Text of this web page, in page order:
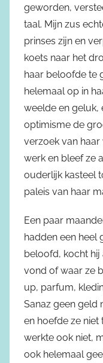
geworden,
taal. Mijn zus
prinses zijn en
koets naar het
haar beloofde te
helemaal op in
weelde en geluk,
optimisme de
verzoek van
werk en bleef ze
ouderlijk kasteel
paleis van haar
Een paar
hadden een heel
beloofd, kocht hij
vond of waar ze
up, parfum,
Sanaz geen geld
en hoefde ze
werkte ook niet,
ook helemaal